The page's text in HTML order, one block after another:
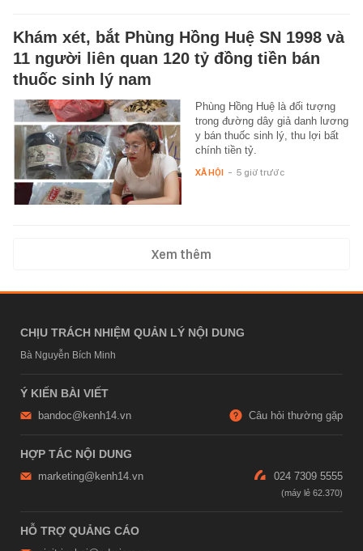
Khám xét, bắt Phùng Hồng Huệ SN 1998 và
11 người liên quan 120 tỷ đồng tiền bán
thuốc sinh lý nam
Phùng Hồng Huệ là đối tượng
trong đường dây giả danh lương
y bán thuốc sinh lý, thu lợi bất
chính tiền tỷ.
XÃ HỘI - 5 giờ trước
Xem thêm
CHỊU TRÁCH NHIỆM QUẢN LÝ NỘI DUNG
Bà Nguyễn Bích Minh
Ý KIẾN BÀI VIẾT
bandoc@kenh14.vn Câu hỏi thường gặp
HỢP TÁC NỘI DUNG
marketing@kenh14.vn 024 7309 5555
HỖ TRỢ QUẢNG CÁO